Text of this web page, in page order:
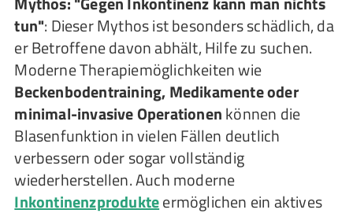
tun": Dieser Mythos ist besonders schädlich, da
er Betroffene davon abhält, Hilfe zu suchen.
Moderne Therapiemöglichkeiten wie
Beckenbodentraining, Medikamente oder
minimal-invasive Operationenkönnen die
Blasenfunktion in vielen Fällen deutlich
verbessern oder sogar vollständig
wiederherstellen. Auch moderne
Inkontinenzprodukteermöglichen ein aktives